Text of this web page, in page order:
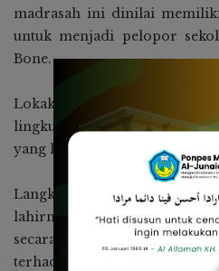
madrasah ini dinilai
untuk menjadi pelopor
Bone.
Lokakarya ini diharap dapat
lingkungan sekolah, mulai
yang lebih baik hingga
Langkah ini juga diharap
lahirnya generasi muda
secara akademik, tapi
terhadap kelestarian bumi.